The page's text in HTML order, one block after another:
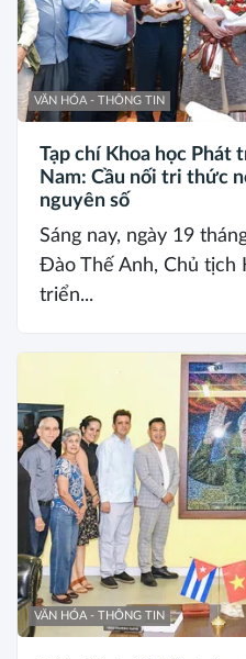
VĂN HÓA - THÔNG TIN
Tạp chí Khoa học
Nam: Cầu nối tri thức
nguyên số
Sáng nay, ngày 19
Đào Thế Anh, Chủ tịch
triển...
VĂN HÓA - THÔNG TIN